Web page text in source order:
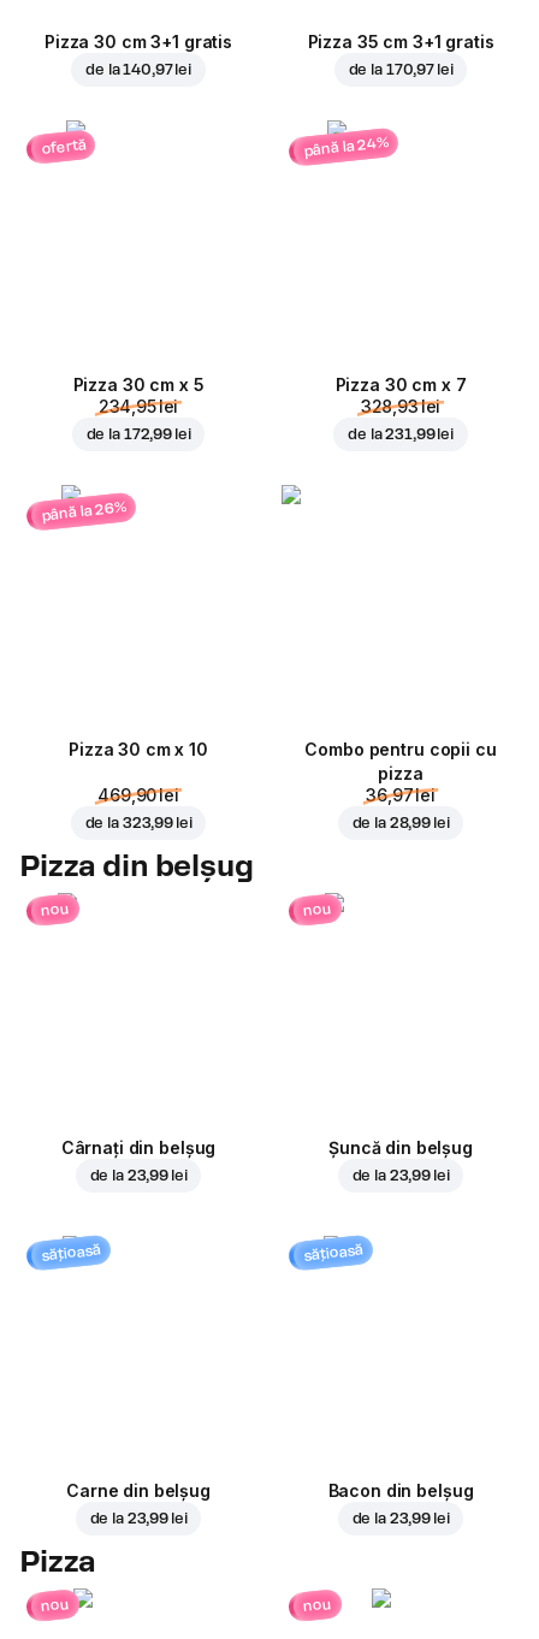
Pizza 30 cm 3+1 gratis
de la140,97 lei
Pizza 35 cm 3+1 gratis
de la 170,97 lei
ofertă
Pizza 30 cm x 5
234,95 lei
de la 172,99 lei
până la 24%
Pizza 30 cm x 7
328,93 lei
de la231,99 lei
până la 26%
Pizza 30 cm x 10
469,90 lei
de la 323,99 lei
Combo pentru copii cu
pizza
36,97 lei
de la 28,99 lei
Pizza din belșug
nou
Cârnați din belșug
de la 23,99 lei
nou
Șuncă din belșug
de la 23,99 lei
sățioasă
Carne din belșug
de la 23,99 lei
sățioasă
Bacon din belșug
de la 23,99 lei
Pizza
nou nou